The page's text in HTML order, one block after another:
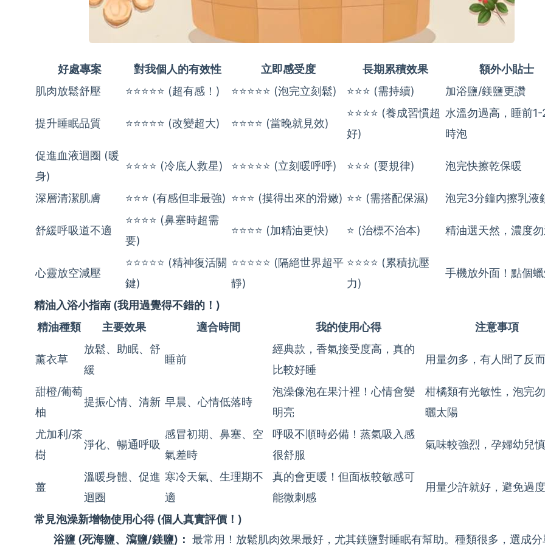
好處專案 對我個人的有效性 立即感受度 長期累積效果
額外小貼士
肌肉放鬆舒壓
⭐⭐⭐⭐⭐ (超有感！) ⭐⭐⭐⭐⭐ (泡完立刻鬆) ⭐⭐⭐ (需持續) 加浴鹽/鎂鹽更讚
提升睡眠品質 ⭐⭐⭐⭐⭐ (改變超大) ⭐⭐⭐⭐ (當晚就見效)
⭐⭐⭐⭐ (養成習慣超
好)
水溫勿過高，睡前
時泡
促進血液迴圈 (暖
身)
⭐⭐⭐⭐ (冷底人救星) ⭐⭐⭐⭐⭐ (立刻暖呼呼) ⭐⭐⭐ (要規律) 泡完快擦乾保暖
深層清潔肌膚 ⭐⭐⭐ (有感但非最強) ⭐⭐⭐ (摸得出來的滑嫩) ⭐⭐ (需搭配保濕) 泡完3分鐘內擦乳液
舒緩呼吸道不適
⭐⭐⭐⭐ (鼻塞時超需
要)
⭐⭐⭐⭐ (加精油更快) ⭐ (治標不治本) 精油選天然，濃度
心靈放空減壓
⭐⭐⭐⭐⭐ (精神復活關
鍵)
⭐⭐⭐⭐⭐ (隔絕世界超平
靜)
⭐⭐⭐⭐ (累積抗壓
力)
手機放外面！點個
精油入浴小指南 (我用過覺得不錯的！)
精油種類
主要效果 適合時間 我的使用心得 注意事項
薰衣草
放鬆、助眠、舒
緩
睡前
經典款，香氣接受度高，真的
比較好睡
用量勿多，有人聞了反
甜橙/葡萄
柚
提振心情、清新 早晨、心情低落時
泡澡像泡在果汁裡！心情會變
明亮
柑橘類有光敏性，泡完
曬太陽
尤加利/茶
樹
淨化、暢通呼吸
感冒初期、鼻塞、空
氣差時
呼吸不順時必備！蒸氣吸入感
很舒服
氣味較強烈，孕婦幼兒
薑
溫暖身體、促進
迴圈
寒冷天氣、生理期不
適
真的會更暖！但面板較敏感可
能微刺感
用量少許就好，避免過
常見泡澡新增物使用心得 (個人真實評價！)
浴鹽 (死海鹽、瀉鹽/鎂鹽)： 最常用！放鬆肌肉效果最好，尤其鎂鹽對睡眠有幫助。種類很多，選成